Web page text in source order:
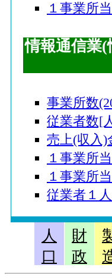
１事業所
情報通信業
事業所数
従業者数[
売上(収入)
１事業所
１事業所
従業者１
売上(収入)
人
口
財
政